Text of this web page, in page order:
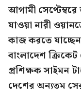
আগামী
যাওয়া নারী
কাজ করতে
বাংলাদেশ
প্রশিক্ষক সাইমন
দেশের অন্যতম